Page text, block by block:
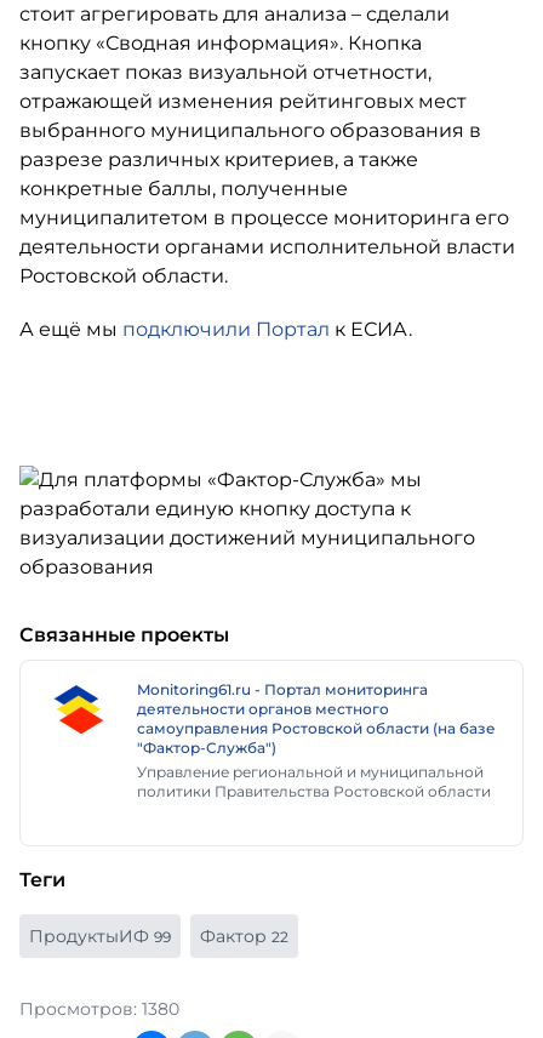
стоит агрегировать для анализа – сделали
кнопку «Сводная информация». Кнопка
запускает показ визуальной отчетности,
отражающей изменения рейтинговых мест
выбранного муниципального образования в
разрезе различных критериев, а также
конкретные баллы, полученные
муниципалитетом в процессе мониторинга его
деятельности органами исполнительной власти
Ростовской области.
А ещё мы подключили Портал к ЕСИА.
Связанные проекты
Monitoring61.ru - Портал мониторинга
деятельности органов местного
самоуправления Ростовской области (на базе
"Фактор-Служба")
Управление региональной и муниципальной
политики Правительства Ростовской области
Теги
ПродуктыИФ 99 Фактор 22
Просмотров: 1380